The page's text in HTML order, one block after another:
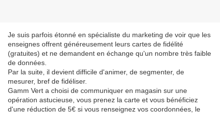
Je suis parfois étonné en spécialiste du marketing de voir que les
enseignes offrent généreusement leurs cartes de fidélité
(gratuites) et ne demandent en échange qu'un nombre très faible
de données.
Par la suite, il devient difficile d'animer, de segmenter, de
mesurer, bref de fidéliser.
Gamm Vert a choisi de communiquer en magasin sur une
opération astucieuse, vous prenez la carte et vous bénéficiez
d'une réduction de 5€ si vous renseignez vos coordonnées, le